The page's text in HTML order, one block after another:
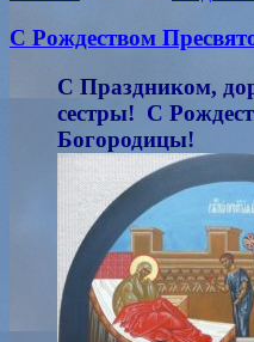
С Рождеством
С Праздником,
сестры! С
Богородицы!